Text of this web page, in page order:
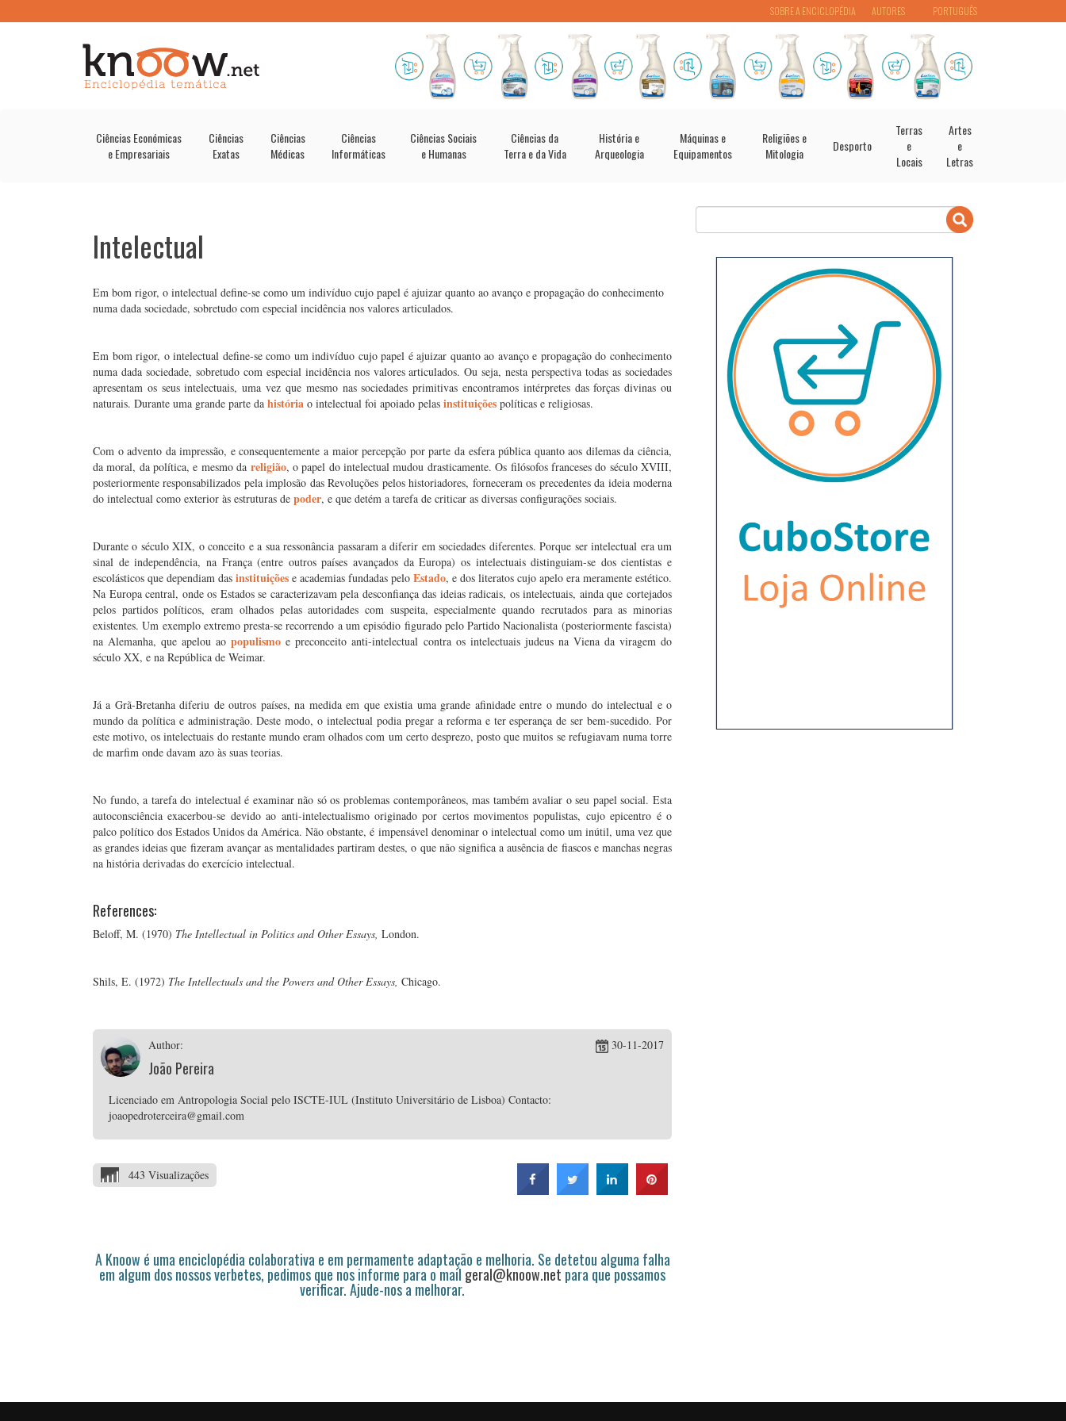
PORTUGUÊS
SOBRE A ENCICLOPÉDIA AUTORES
Ciências Económicas
e Empresariais
Ciências
Exatas
Ciências
Médicas
Ciências
Informáticas
Ciências Sociais
e Humanas
Ciências da
Terra e da Vida
História e
Arqueologia
Máquinas e
Equipamentos
Religiões e
Mitologia
Desporto
Terras
e
Locais
Artes
e
Letras
Intelectual
Em bom rigor, o intelectual define-se como um indivíduo cujo papel é ajuizar quanto ao avanço e propagação do conhecimento
numa dada sociedade, sobretudo com especial incidência nos valores articulados.
Em bom rigor, o intelectual define-se como um indivíduo cujo papel é ajuizar quanto ao avanço e propagação do conhecimento
numa dada sociedade, sobretudo com especial incidência nos valores articulados. Ou seja, nesta perspectiva todas as sociedades
apresentam os seus intelectuais, uma vez que mesmo nas sociedades primitivas encontramos intérpretes das forças divinas ou
naturais. Durante uma grande parte da história o intelectual foi apoiado pelas instituições políticas e religiosas.
Com o advento da impressão, e consequentemente a maior percepção por parte da esfera pública quanto aos dilemas da ciência,
da moral, da política, e mesmo da religião, o papel do intelectual mudou drasticamente. Os filósofos franceses do século XVIII,
posteriormente responsabilizados pela implosão das Revoluções pelos historiadores, forneceram os precedentes da ideia moderna
do intelectual como exterior às estruturas de poder, e que detém a tarefa de criticar as diversas configurações sociais.
Durante o século XIX, o conceito e a sua ressonância passaram a diferir em sociedades diferentes. Porque ser intelectual era um
sinal de independência, na França (entre outros países avançados da Europa) os intelectuais distinguiam-se dos cientistas e
escolásticos que dependiam das instituições e academias fundadas pelo Estado, e dos literatos cujo apelo era meramente estético.
Na Europa central, onde os Estados se caracterizavam pela desconfiança das ideias radicais, os intelectuais, ainda que cortejados
pelos partidos políticos, eram olhados pelas autoridades com suspeita, especialmente quando recrutados para as minorias
existentes. Um exemplo extremo presta-se recorrendo a um episódio figurado pelo Partido Nacionalista (posteriormente fascista)
na Alemanha, que apelou aopopulismo e preconceito anti-intelectual contra os intelectuais judeus na Viena da viragem do
século XX, e na República de Weimar.
Já a Grã-Bretanha diferiu de outros países, na medida em que existia uma grande afinidade entre o mundo do intelectual e o
mundo da política e administração. Deste modo, o intelectual podia pregar a reforma e ter esperança de ser bem-sucedido. Por
este motivo, os intelectuais do restante mundo eram olhados com um certo desprezo, posto que muitos se refugiavam numa torre
de marfim onde davam azo às suas teorias.
No fundo, a tarefa do intelectual é examinar não só os problemas contemporâneos, mas também avaliar o seu papel social. Esta
autoconsciência exacerbou-se devido ao anti-intelectualismo originado por certos movimentos populistas, cujo epicentro é o
palco político dos Estados Unidos da América. Não obstante, é impensável denominar o intelectual como um inútil, uma vez que
as grandes ideias que fizeram avançar as mentalidades partiram destes, o que não significa a ausência de fiascos e manchas negras
na história derivadas do exercício intelectual.
References:
Beloff, M. (1970) The Intellectual in Politics and Other Essays, London.
Shils, E. (1972) The Intellectuals and the Powers and Other Essays, Chicago.
Author:
João Pereira
30-11-2017
Licenciado em Antropologia Social pelo ISCTE-IUL (Instituto Universitário de Lisboa) Contacto:
joaopedroterceira@gmail.com
443 Visualizações
A Knoow é uma enciclopédia colaborativa e em permamente adaptação e melhoria. Se detetou alguma falha
em algum dos nossos verbetes, pedimos que nos informe para o mail geral@knoow.net para que possamos
verificar. Ajude-nos a melhorar.